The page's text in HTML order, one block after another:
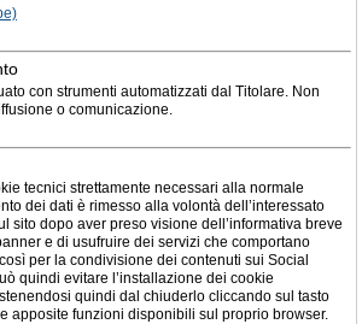
con strumenti automatizzati dal Titolare. Non
o comunicazione.
tecnici strettamente necessari alla normale
dei dati è rimesso alla volontà dell’interessato
sito dopo aver preso visione dell’informativa breve
e di usufruire dei servizi che comportano
per la condivisione dei contenuti sui Social
quindi evitare l’installazione dei cookie
quindi dal chiuderlo cliccando sul tasto
apposite funzioni disponibili sul proprio browser.